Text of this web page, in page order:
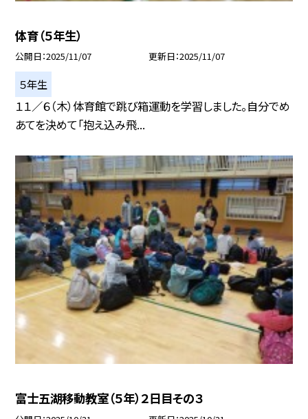
体育（５年生）
公開日 2025/11/07 更新日 2025/11/07
５年生
１１／６（木）体育館で跳び箱運動を学習しました。自分でめ
あてを決めて「抱え込み飛...
富士五湖移動教室（５年）２日目その３